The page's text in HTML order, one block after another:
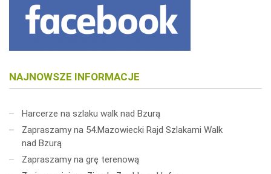
NAJNOWSZE INFORMACJE
Harcerze na szlaku walk nad Bzurą
Zapraszamy na 54.Mazowiecki Rajd Szlakami Walk
nad Bzurą
Zapraszamy na grę terenową